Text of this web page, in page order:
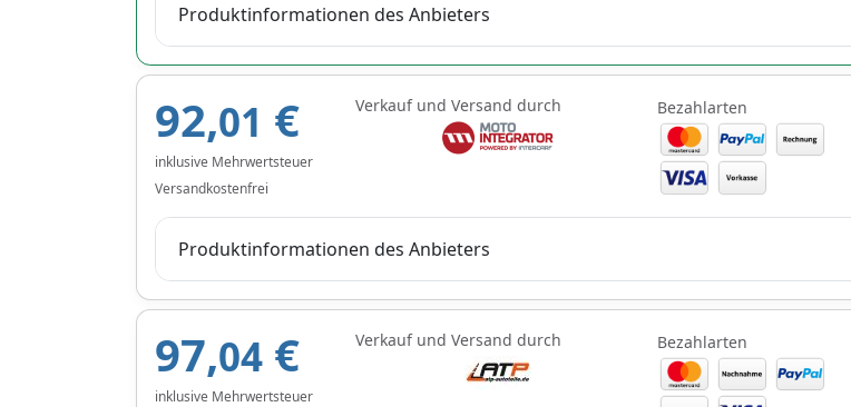
Produktinformationen des Anbieters
92,01 €
inklusive Mehrwertsteuer
Versandkostenfrei
Verkauf und Versand durch Bezahlarten
Produktinformationen des Anbieters
97,04 €
inklusive Mehrwertsteuer
Verkauf und Versand durch Bezahlarten